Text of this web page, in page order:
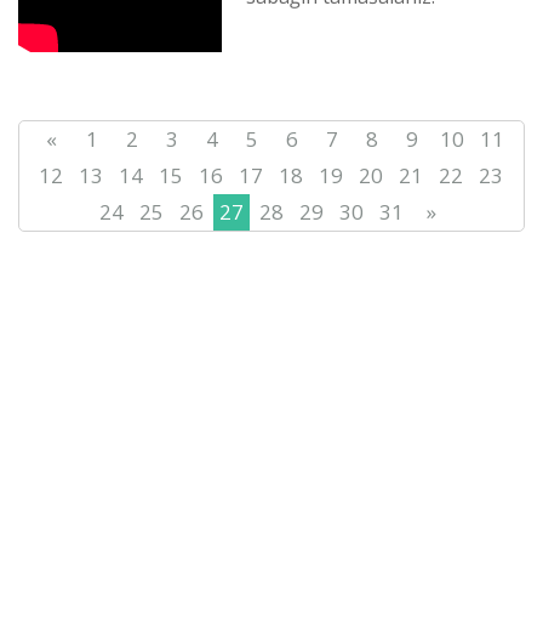
« 1 2 3 4 5 6 7 8 9 10
11
12
13 14 15 16 17 18 19 20 21 22
23
24
25 26 27 28 29 30 31 »